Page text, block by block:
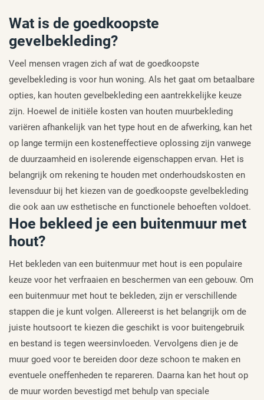
Wat is de goedkoopste
gevelbekleding?
Veel mensen vragen zich af wat de goedkoopste
gevelbekleding is voor hun woning. Als het gaat om betaalbare
opties, kan houten gevelbekleding een aantrekkelijke keuze
zijn. Hoewel de initiële kosten van houten muurbekleding
variëren afhankelijk van het type hout en de afwerking, kan het
op lange termijn een kosteneffectieve oplossing zijn vanwege
de duurzaamheid en isolerende eigenschappen ervan. Het is
belangrijk om rekening te houden met onderhoudskosten en
levensduur bij het kiezen van de goedkoopste gevelbekleding
die ook aan uw esthetische en functionele behoeften voldoet.
Hoe bekleed je een buitenmuur met
hout?
Het bekleden van een buitenmuur met hout is een populaire
keuze voor het verfraaien en beschermen van een gebouw. Om
een buitenmuur met hout te bekleden, zijn er verschillende
stappen die je kunt volgen. Allereerst is het belangrijk om de
juiste houtsoort te kiezen die geschikt is voor buitengebruik
en bestand is tegen weersinvloeden. Vervolgens dien je de
muur goed voor te bereiden door deze schoon te maken en
eventuele oneffenheden te repareren. Daarna kan het hout op
de muur worden bevestigd met behulp van speciale